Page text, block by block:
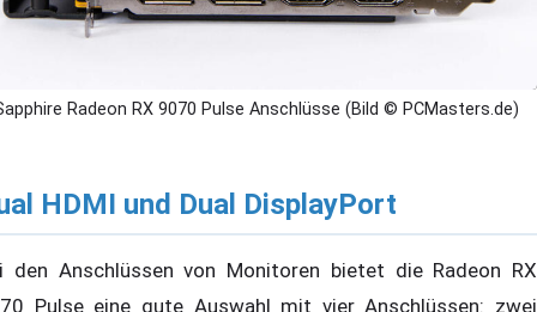
Radeon RX 9070 Pulse Anschlüsse (Bild © PCMasters.de)
HDMI und Dual DisplayPort
den Anschlüssen von Monitoren bietet die Radeon RX
Pulse eine gute Auswahl mit vier Anschlüssen: zwei